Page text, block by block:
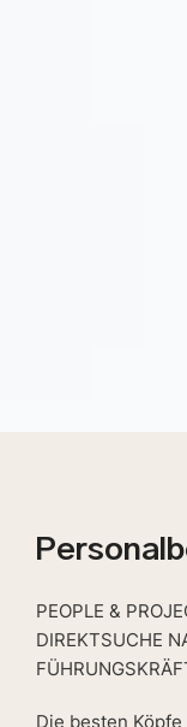
PEOPLE &
DIREKTSUCHE
Die besten